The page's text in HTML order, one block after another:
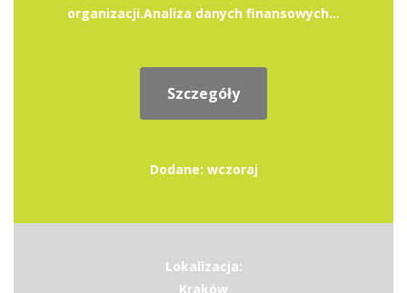
organizacji.Analiza danych finansowych...
Szczegóły
Dodane: wczoraj
Lokalizacja:
Kraków